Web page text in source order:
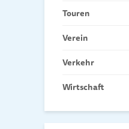
Touren
Verein
Verkehr
Wirtschaft